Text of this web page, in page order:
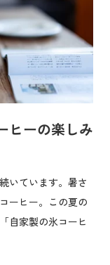
ヒーの楽しみ
いています。暑さ
ーヒー。この夏の
自家製の氷コーヒ